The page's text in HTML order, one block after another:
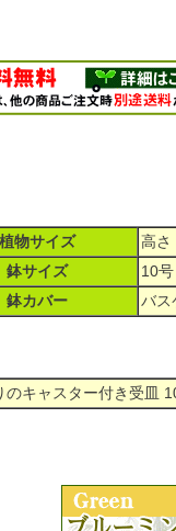
植物サイズ
高
鉢サイズ
10
鉢カバー
バ
のキャスター付き受皿